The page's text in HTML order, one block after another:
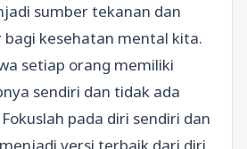
sumber tekanan dan
bagi kesehatan mental kita.
setiap orang memiliki
sendiri dan tidak ada
pada diri sendiri dan